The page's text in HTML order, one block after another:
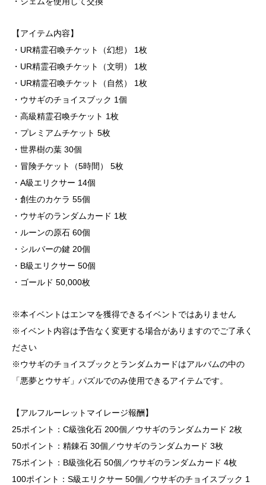
【アイテム内容】
・UR精霊召喚チケット（幻想） 1枚
・UR精霊召喚チケット（文明） 1枚
・UR精霊召喚チケット（自然） 1枚
・ウサギのチョイスブック 1個
・高級精霊召喚チケット 1枚
・プレミアムチケット 5枚
・世界樹の葉 30個
・冒険チケット（5時間） 5枚
・A級エリクサー 14個
・創生のカケラ 55個
・ウサギのランダムカード 1枚
・ルーンの原石 60個
・シルバーの鍵 20個
・B級エリクサー 50個
・ゴールド 50,000枚
※本イベントはエンマを獲得できるイベントではありません
※イベント内容は予告なく変更する場合がありますのでご了承く
ださい
※ウサギのチョイスブックとランダムカードはアルバムの中の
「悪夢とウサギ」パズルでのみ使用できるアイテムです。
【アルフルーレットマイレージ報酬】
25ポイント：C級強化石 200個／ウサギのランダムカード 2枚
50ポイント：精錬石 30個／ウサギのランダムカード 3枚
75ポイント：B級強化石 50個／ウサギのランダムカード 4枚
100ポイント：S級エリクサー 50個／ウサギのチョイスブック 1